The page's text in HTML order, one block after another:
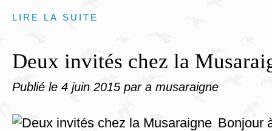
LIRE LA SUITE
Deux invités chez la
Publié le 4 juin 2015 par a musaraigne
Bonjour